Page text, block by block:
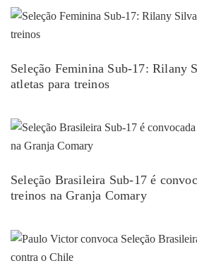
Seleção Feminina Sub-17: Rilany
atletas para treinos
Seleção Brasileira Sub-17 é
treinos na Granja Comary